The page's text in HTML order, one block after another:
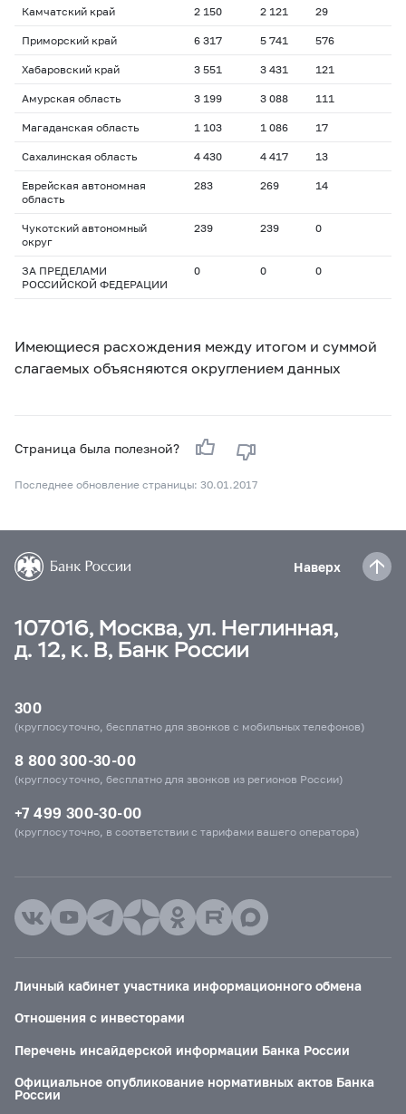
Камчатский край 2 150 2 121 29
Приморский край 6 317 5 741 576
Хабаровский край 3 551 3 431 121
Амурская область 3 199 3 088 111
Магаданская область 1 103 1 086 17
Сахалинская область 4 430 4 417 13
Еврейская автономная
область
283 269 14
Чукотский автономный
округ
239 239 0
ЗА ПРЕДЕЛАМИ
РОССИЙСКОЙ ФЕДЕРАЦИИ
0 0 0
Имеющиеся расхождения между итогом и суммой
слагаемых объясняются округлением данных
Страница была полезной?
Последнее обновление страницы: 30.01.2017
Наверх
107016, Москва, ул. Неглинная,
д. 12, к. В, Банк России
300
(круглосуточно, бесплатно для звонков с мобильных телефонов)
8 800 300-30-00
(круглосуточно, бесплатно для звонков из регионов России)
+7 499 300-30-00
(круглосуточно, в соответствии с тарифами вашего оператора)
Личный кабинет участника информационного обмена
Отношения с инвесторами
Перечень инсайдерской информации Банка России
Официальное опубликование нормативных актов Банка
России